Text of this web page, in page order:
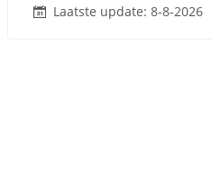
Laatste update: 8-8-2026